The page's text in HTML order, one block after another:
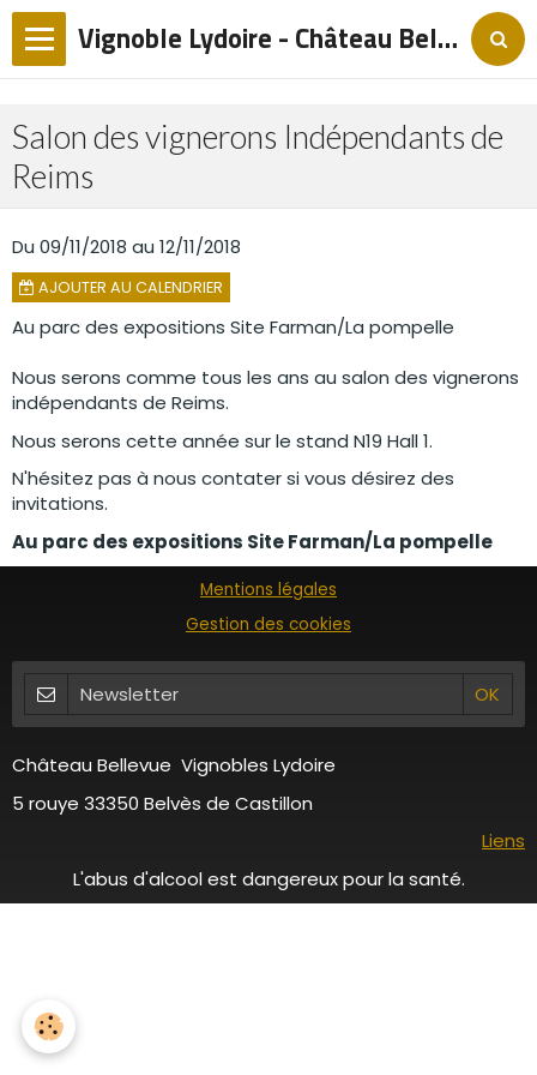
Vignoble Lydoire - Château Bellevue
Accueil
De la terre aux raisins
Nos vins
Contact
Cématable - La table du Château Bellevue
Salon des vignerons Indépendants de
Reims
Du 09/11/2018 au 12/11/2018
AJOUTER AU CALENDRIER
Au parc des expositions Site Farman/La pompelle
Nous serons comme tous les ans au salon des vignerons
indépendants de Reims.
Nous serons cette année sur le stand N19 Hall 1.
N'hésitez pas à nous contater si vous désirez des
invitations.
Au parc des expositions Site Farman/La pompelle
Mentions légales
Gestion des cookies
Château Bellevue Vignobles Lydoire
5 rouye 33350 Belvès de Castillon
Liens
L'abus d'alcool est dangereux pour la santé.